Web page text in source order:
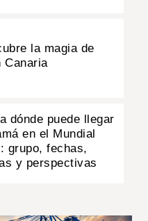
la magia de
Canaria
dónde puede llegar
en el Mundial
grupo, fechas,
y perspectivas